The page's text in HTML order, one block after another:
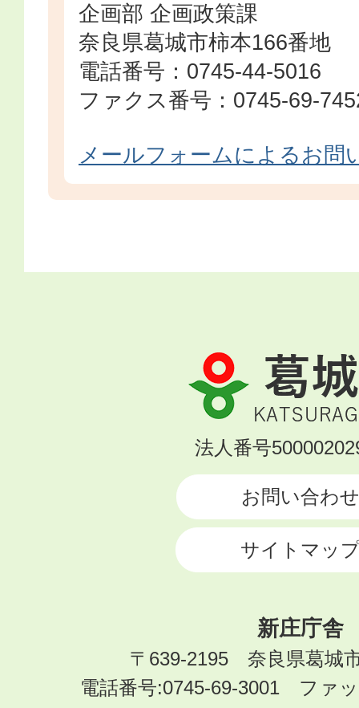
企画部 企画政策課
奈良県葛城市柿本166番地
電話番号：0745-44-5016
ファクス番号：0745-69-
メールフォームによるお問
葛
城
市
KATSURAGI
法人番号
お問い合わせ
サイトマッ
新庄庁舎
〒639-2195 奈良県葛城
電話番号:0745-69-3001 ファ